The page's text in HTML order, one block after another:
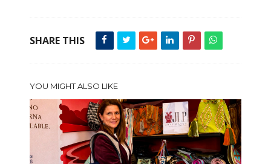
SHARE THIS
YOU MIGHT ALSO LIKE